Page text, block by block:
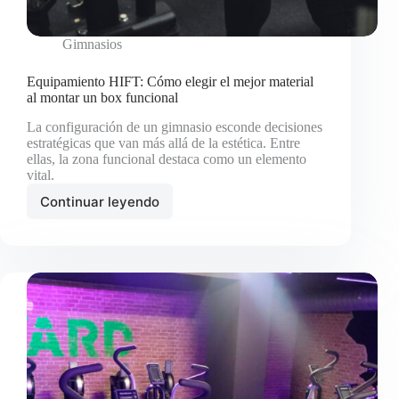
Gimnasios
Equipamiento HIFT: Cómo elegir el mejor material
al montar un box funcional
La configuración de un gimnasio esconde decisiones
estratégicas que van más allá de la estética. Entre
ellas, la zona funcional destaca como un elemento
vital.
Continuar leyendo
Equipamiento
el
mejor
material
al
montar
un
box
funcional